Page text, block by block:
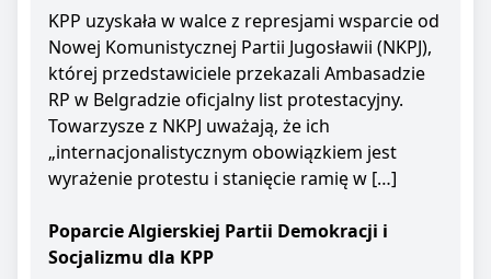
KPP uzyskała w walce z represjami wsparcie od
Nowej Komunistycznej Partii Jugosławii (NKPJ),
której przedstawiciele przekazali Ambasadzie
RP w Belgradzie oficjalny list protestacyjny.
Towarzysze z NKPJ uważają, że ich
„internacjonalistycznym obowiązkiem jest
wyrażenie protestu i stanięcie ramię w […]
Poparcie Algierskiej Partii Demokracji i
Socjalizmu dla KPP